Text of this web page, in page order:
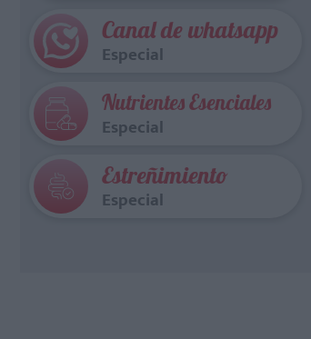
Canal de whatsapp
Especial
Nutrientes Esenciales
Especial
Estreñimiento
Especial